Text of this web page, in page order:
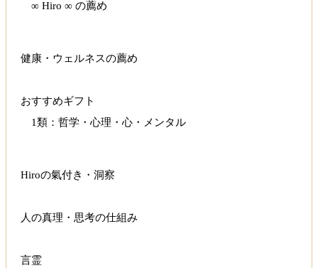
∞ Hiro ∞ の薦め
健康・ウェルネスの薦め
おすすめギフト
1類：哲学・心理・心・メンタル
Hiroの氣付き・洞察
人の真理・思考の仕組み
言霊